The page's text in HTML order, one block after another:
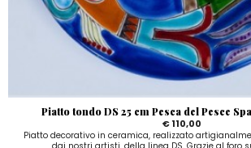
Piatto tondo DS 25 cm Pesca del Pesce
€ 110,00
Piatto decorativo in ceramica, realizzato